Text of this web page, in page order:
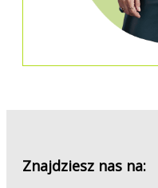
Znajdziesz nas na: